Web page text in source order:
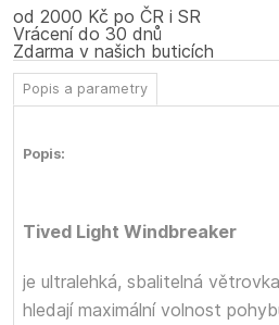
od 2000 Kč po ČR i SR
Vrácení do 30 dnů
Zdarma v našich buticích
Popis a parametry
Popis:
Tived Light Windbreaker
je ultralehká, sbalitelná
hledají maximální volnost